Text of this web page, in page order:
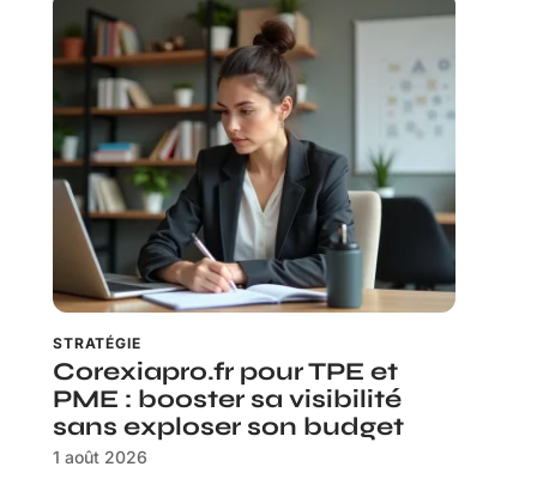
STRATÉGIE
Corexiapro.fr pour TPE et
PME : booster sa visibilité
sans exploser son budget
1 août 2026